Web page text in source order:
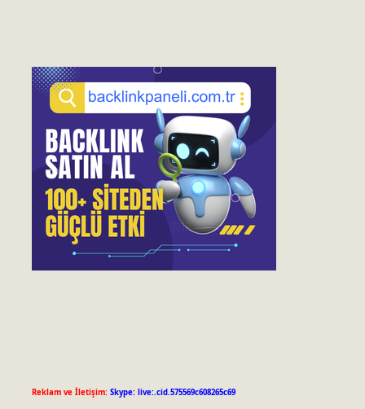
Reklam ve İletişim: Skype: live:.cid.575569c608265c69